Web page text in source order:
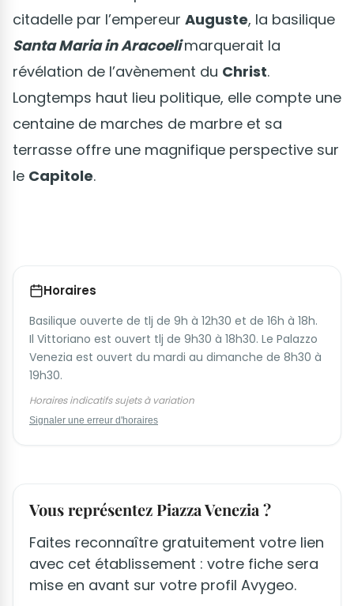
citadelle par l’empereur Auguste, la basilique
Santa Maria in Aracoelimarquerait la
révélation de l’avènement du Christ.
Longtemps haut lieu politique, elle compte une
centaine de marches de marbre et sa
terrasse offre une magnifique perspective sur
le Capitole.
Horaires
Basilique ouverte de tlj de 9h à 12h30 et de 16h à 18h.
Il Vittoriano est ouvert tlj de 9h30 à 18h30. Le Palazzo
Venezia est ouvert du mardi au dimanche de 8h30 à
19h30.
Horaires indicatifs sujets à variation
Signaler une erreur d'horaires
Vous représentez Piazza Venezia ?
Faites reconnaître gratuitement votre lien
avec cet établissement : votre fiche sera
mise en avant sur votre profil Avygeo.